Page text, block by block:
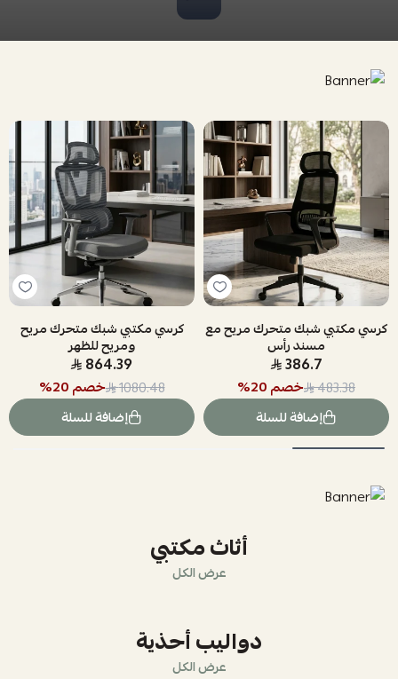
كرسي مكتبي شبك متحرك مريح مع
مسند رأس
386.7
483.38 خصم20
%
إضافة للسلة
كرسي مكتبي شبك متحرك مريح
ومريح للظهر
864.39
1080.48 خصم20
%
إضافة للسلة
أثاث مكتبي
عرض الكل
دواليب أحذية
عرض الكل